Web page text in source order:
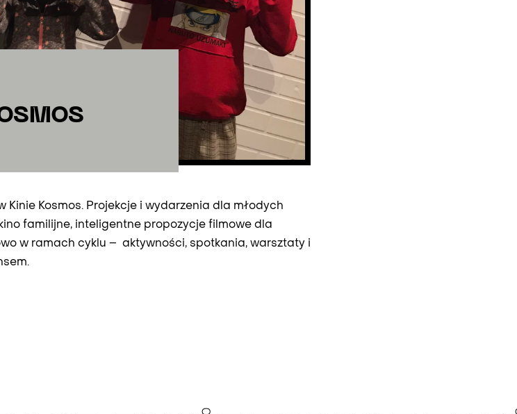
Kinie Kosmos. Projekcje i wydarzenia dla młodych
familijne, inteligentne propozycje filmowe dla
w ramach cyklu – aktywności, spotkania, warsztaty i